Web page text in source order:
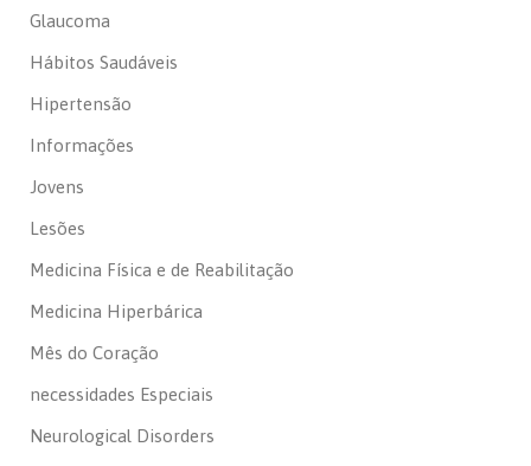
Glaucoma
Hábitos Saudáveis
Hipertensão
Informações
Jovens
Lesões
Medicina Física e de Reabilitação
Medicina Hiperbárica
Mês do Coração
necessidades Especiais
Neurological Disorders